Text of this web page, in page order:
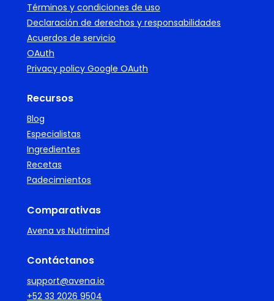
Términos y condiciones de uso
Declaración de derechos y responsabilidades
Acuerdos de servicio
OAuth
Privacy policy Google OAuth
Recursos
Blog
Especialistas
Ingredientes
Recetas
Padecimientos
Comparativas
Avena vs Nutrimind
Contáctanos
support@avena.io
+52 33 2026 9504